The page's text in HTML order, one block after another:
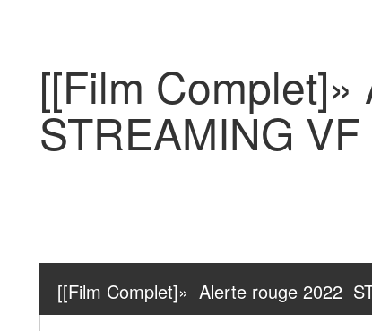
[[Film
STREAMING
[[Film Complet]»  Alerte rouge 2022